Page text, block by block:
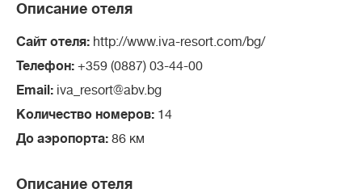
Описание отеля
Сайт отеля: http://www.iva-resort.com/bg/
Телефон: +359 (0887) 03-44-00
Email: iva_resort@abv.bg
Количество номеров: 14
До аэропорта: 86 км
Описание отеля